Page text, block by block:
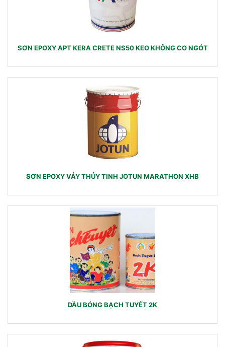
SƠN EPOXY APT KERA CRETE NS50 KEO KHÔNG CO NGÓT
SƠN EPOXY VẢY THỦY TINH JOTUN MARATHON XHB
DẦU BÓNG BẠCH TUYẾT 2K